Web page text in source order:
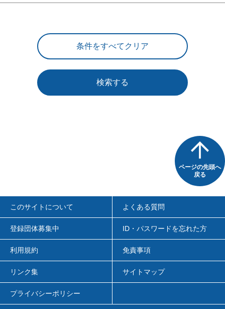
検索する
ページの先頭へ
戻る
このサイトについて よくある質問
登録団体募集中 ID・パスワードを忘れた方
利用規約 免責事項
リンク集 サイトマップ
プライバシーポリシー